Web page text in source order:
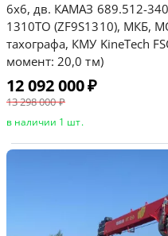
6х6, дв. КАМАЗ 689.512-
1310ТО (ZF9S1310), МКБ,
тахографа, КМУ KineТесh
момент: 20,0 тм)
12 092 000₽
13 298 000 ₽
в наличии 1 шт.